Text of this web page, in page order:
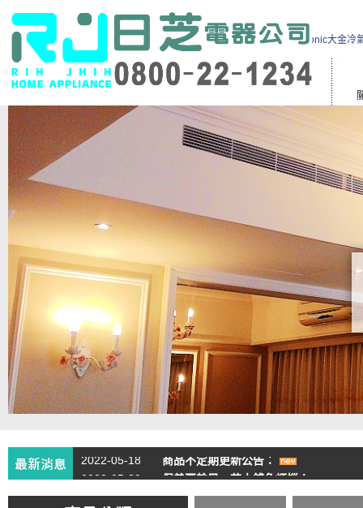
日立冷氣維修保養HITACHI國際冷氣維修費用Panasonic大金冷
2022-05-29 保養要趁早，花小錢免煩惱！
2022-05-18 商品不定期更新公告：